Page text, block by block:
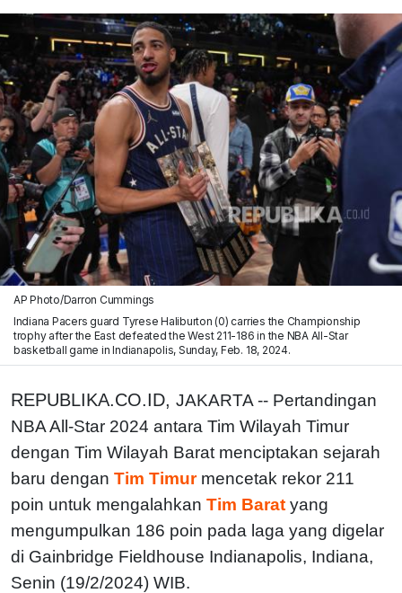
AP Photo/Darron Cummings
Indiana Pacers guard Tyrese Haliburton (0) carries the Championship
trophy after the East defeated the West 211-186 in the NBA All-Star
basketball game in Indianapolis, Sunday, Feb. 18, 2024.
REPUBLIKA.CO.ID, JAKARTA -- Pertandingan
NBA All-Star 2024 antara Tim Wilayah Timur
dengan Tim Wilayah Barat menciptakan sejarah
baru dengan Tim Timur mencetak rekor 211
poin untuk mengalahkan Tim Barat yang
mengumpulkan 186 poin pada laga yang digelar
di Gainbridge Fieldhouse Indianapolis, Indiana,
Senin (19/2/2024) WIB.